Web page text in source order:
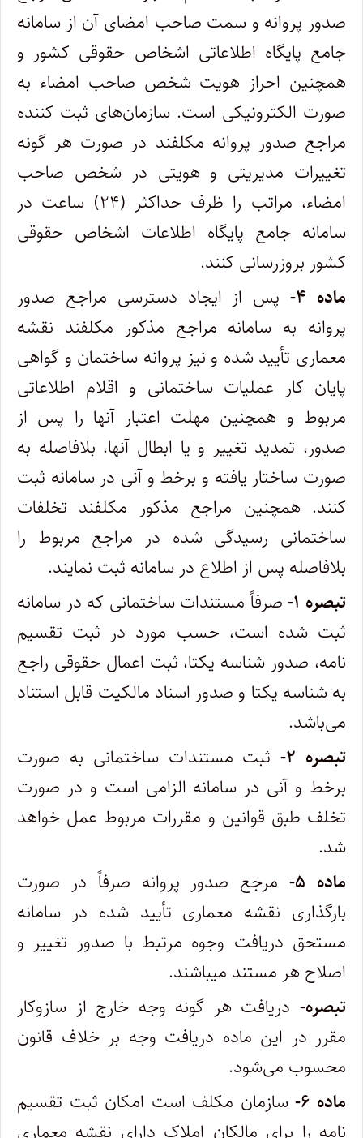
صدور پروانه و سمت صاحب امضای آن از سامانه
جامع پایگاه اطلاعاتی اشخاص حقوقی کشور و
همچنین احراز هویت شخص صاحب امضاء به
صورت الکترونیکی است. سازمان‌های ثبت کننده
مراجع صدور پروانه مکلفند در صورت هر گونه
تغییرات مدیریتی و هویتی در شخص صاحب
امضاء، مراتب را ظرف حداکثر (۲۴) ساعت در
سامانه جامع پایگاه اطلاعات اشخاص حقوقی
کشور بروزرسانی کنند.
ماده ۴-
پس از ایجاد دسترسی مراجع صدور
پروانه به سامانه مراجع مذکور مکلفند نقشه
معماری تأیید شده و نیز پروانه ساختمان و گواهی
پایان کار عملیات ساختمانی و اقلام اطلاعاتی
مربوط و همچنین مهلت اعتبار آنها را پس از
صدور، تمدید تغییر و یا ابطال آنها، بلافاصله به
صورت ساختار یافته و برخط و آنی در سامانه ثبت
کنند. همچنین مراجع مذکور مکلفند تخلفات
ساختمانی رسیدگی شده در مراجع مربوط را
بلافاصله پس از اطلاع در سامانه ثبت نمایند.
تبصره ۱-
صرفاً مستندات ساختمانی که در سامانه
ثبت شده است، حسب مورد در ثبت تقسیم
نامه، صدور شناسه یکتا، ثبت اعمال حقوقی راجع
به شناسه یکتا و صدور اسناد مالکیت قابل استناد
می‌باشد.
تبصره ۲-
ثبت مستندات ساختمانی به صورت
برخط و آنی در سامانه الزامی است و در صورت
تخلف طبق قوانین و مقررات مربوط عمل خواهد
شد.
ماده ۵-
مرجع صدور پروانه صرفاً در صورت
بارگذاری نقشه معماری تأیید شده در سامانه
مستحق دریافت وجوه مرتبط با صدور تغییر و
اصلاح هر مستند میباشند.
تبصره- دریافت هر گونه وجه خارج از سازوکار
مقرر در این ماده دریافت وجه بر خلاف قانون
محسوب می‌شود.
ماده ۶-
سازمان مکلف است امکان ثبت تقسیم
نامه را برای مالکان املاک دارای نقشه معماری